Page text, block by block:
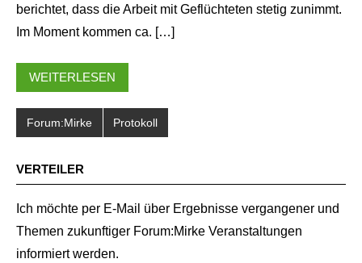
berichtet, dass die Arbeit mit Geflüchteten stetig zunimmt.
Im Moment kommen ca. […]
WEITERLESEN
Forum:Mirke Protokoll
VERTEILER
Ich möchte per E-Mail über Ergebnisse vergangener und
Themen zukunftiger Forum:Mirke Veranstaltungen
informiert werden.